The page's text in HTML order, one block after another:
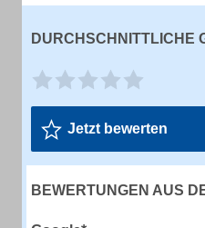
DURCHSCHNITTLICHE
Jetzt bewerten
BEWERTUNGEN AUS